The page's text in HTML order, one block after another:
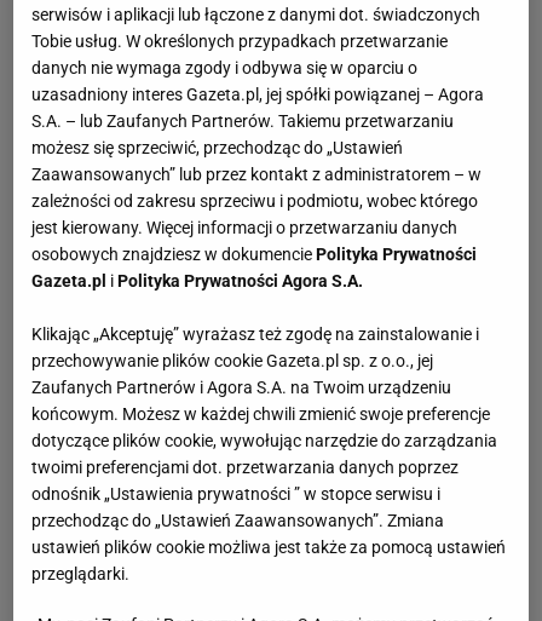
serwisów i aplikacji lub łączone z danymi dot. świadczonych
Tobie usług. W określonych przypadkach przetwarzanie
danych nie wymaga zgody i odbywa się w oparciu o
uzasadniony interes Gazeta.pl, jej spółki powiązanej – Agora
S.A. – lub Zaufanych Partnerów. Takiemu przetwarzaniu
możesz się sprzeciwić, przechodząc do „Ustawień
Zaawansowanych” lub przez kontakt z administratorem – w
zależności od zakresu sprzeciwu i podmiotu, wobec którego
jest kierowany. Więcej informacji o przetwarzaniu danych
osobowych znajdziesz w dokumenciePolityka Prywatności
Gazeta.pl iPolityka Prywatności Agora S.A.
Klikając „Akceptuję” wyrażasz też zgodę na zainstalowanie i
przechowywanie plików cookie Gazeta.pl sp. z o.o., jej
Zaufanych Partnerów i Agora S.A. na Twoim urządzeniu
końcowym. Możesz w każdej chwili zmienić swoje preferencje
dotyczące plików cookie, wywołując narzędzie do zarządzania
twoimi preferencjami dot. przetwarzania danych poprzez
odnośnik „Ustawienia prywatności ” w stopce serwisu i
przechodząc do „Ustawień Zaawansowanych”. Zmiana
ustawień plików cookie możliwa jest także za pomocą ustawień
przeglądarki.